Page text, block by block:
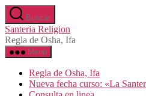
Saltar
al
contenido
Buscar
Santeria Religion
Regla de Osha, Ifa
Menú
Regla de Osha, Ifa
Nueva fecha curso: «La